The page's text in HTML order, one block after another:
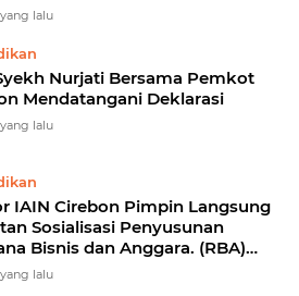
lalu
Nurjati Bersama Pemkot
Mendatangani Deklarasi
lalu
IAIN Cirebon Pimpin Langsung
Sosialisasi Penyusunan
Bisnis dan Anggara. (RBA)
1023lalu